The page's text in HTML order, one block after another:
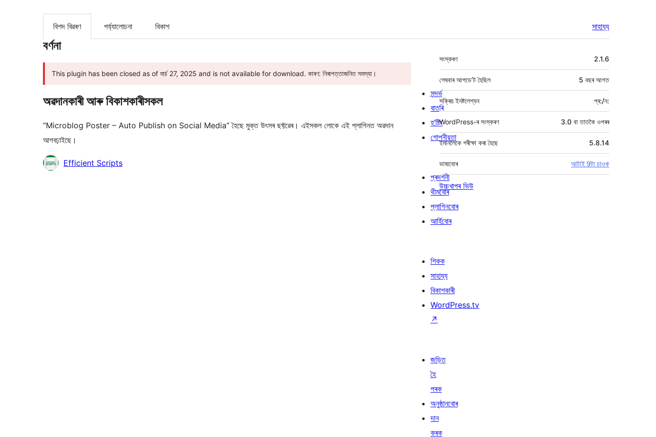
বিশদ বিৱৰণ পৰ্য্যালোচনা বিকাশ সাহায্য
বৰ্ণনা
This plugin has been closed as of মাৰ্চ 27, 2025 and is not available for download. কাৰণ: নিৰাপত্তাজনিত সমস্যা।
অৱদানকাৰী আৰু বিকাশকাৰীসকল
“Microblog Poster – Auto Publish on Social Media” হৈছে মুক্ত উৎসৰ ছফ্টৱেৰ। এইসকল লোকে এই প্লাগিনত অৱদান
আগবঢ়াইছে।
অৱদানকাৰীসকলEfficient Scripts
মেটা 2.1.6
সংস্কৰণ
5 বছৰআগত
শেষবাৰ আপডে’ট হৈছিল
সক্ৰিয় ইনষ্টলেশ্যন প্ৰ:/ন:
WordPress-ৰ সংস্কৰণ 3.0 বা তাতকৈ ওপৰৰ
ইমানলৈকে পৰীক্ষা কৰা হৈছে 5.8.14
ভাষাবোৰ আটাই 9টা চাওক
উচ্চখাপৰ ভিউ
সন্দৰ্ভ
বাতৰি
হ’ষ্টিং
গোপনীয়তা
প্ৰদৰ্শনী
থীমবোৰ
প্লাগিনবোৰ
আৰ্হিবোৰ
শিকক
সাহায্য
বিকাশকাৰী
WordPress.tv
↗
জড়িত
হৈ
পৰক
অনুষ্ঠানবোৰ
দান
কৰক